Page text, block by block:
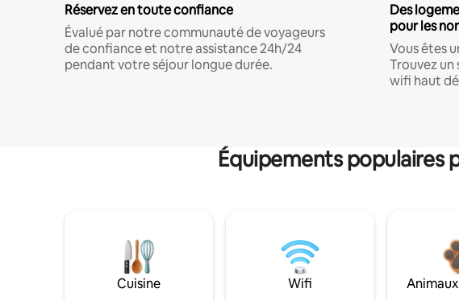
Réservez en toute confiance
Évalué par notre communauté de voyageurs
de confiance et notre assistance 24h/24
pendant votre séjour longue durée.
Des
pour les
Vous êtes
Trouvez un
wifi haut
Équipements populaires
Cuisine Wifi